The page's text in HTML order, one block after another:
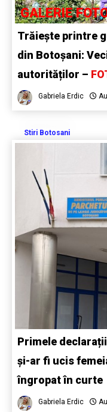
GALERIE
Trăiește printre
din Botoșani:
autorităților –
Gabriela Erdic
Stiri Botosani
Primele
și-ar fi ucis
îngropat în curte
Gabriela Erdic